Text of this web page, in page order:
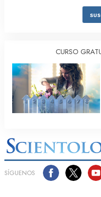
CURSO
SÍGUENOS